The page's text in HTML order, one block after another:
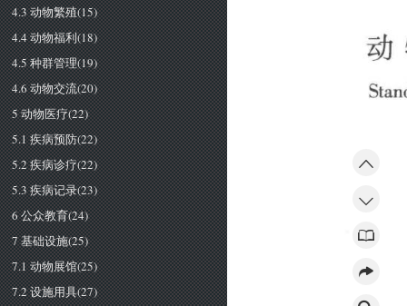
4.3 动物繁殖(15)
4.4 动物福利(18)
4.5 种群管理(19)
4.6 动物交流(20)
5 动物医疗(22)
5.1 疾病预防(22)
5.2 疾病诊疗(22)
5.3 疾病记录(23)
6 公众教育(24)
7 基础设施(25)
7.1 动物展馆(25)
7.2 设施用具(27)